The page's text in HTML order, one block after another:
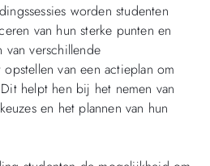
worden studenten
van hun sterke punten en
van verschillende
van een actieplan om
helpt hen bij het nemen van
en het plannen van hun